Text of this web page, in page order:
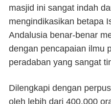
masjid ini sangat indah
mengindikasikan betapa
Andalusia benar-benar
dengan pencapaian ilmu
peradaban yang sangat
Dilengkapi dengan
oleh lebih dari 400.000